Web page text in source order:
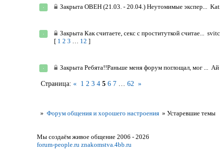
ЗакрытаОВЕН (21.03. - 20.04.) Неутомимые экспер...
ЗакрытаКак считаете, секс с проституткой считае...
[ 1 2 3 … 12 ]
ЗакрытаРебята!!Раньше меня форум поглощал, мог ... Ай
Страница: « 1 2 3 4 5 6 7 62 »
» Форум общения и хорошего настроения » Устаревшие темы
Мы создаём живое общение 2006 - 2026
forum-people.ru znakomstva.4bb.ru